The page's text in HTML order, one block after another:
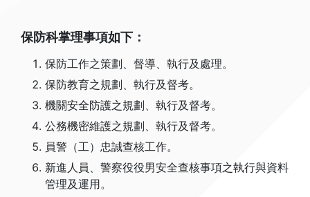
保防科掌理事項如下：
保防工作之策劃、督導、執行及處理。
保防教育之規劃、執行及督考。
機關安全防護之規劃、執行及督考。
公務機密維護之規劃、執行及督考。
員警（工）忠誠查核工作。
新進人員、警察役役男安全查核事項之執行與資料
管理及運用。